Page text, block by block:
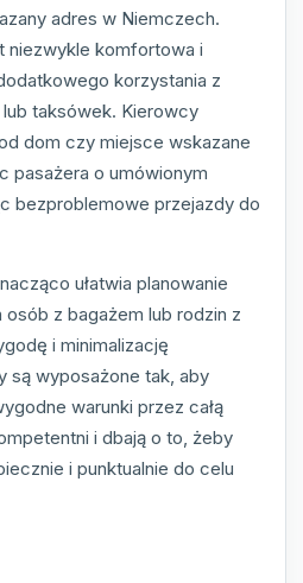
adres w Niemczech.
niezwykle komfortowa i
korzystania z
taksówek. Kierowcy
dom czy miejsce wskazane
pasażera o umówionym
bezproblemowe przejazdy do
ułatwia planowanie
osób z bagażem lub rodzin z
i minimalizację
są wyposażone tak, aby
warunki przez całą
i dbają o to, żeby
i punktualnie do celu